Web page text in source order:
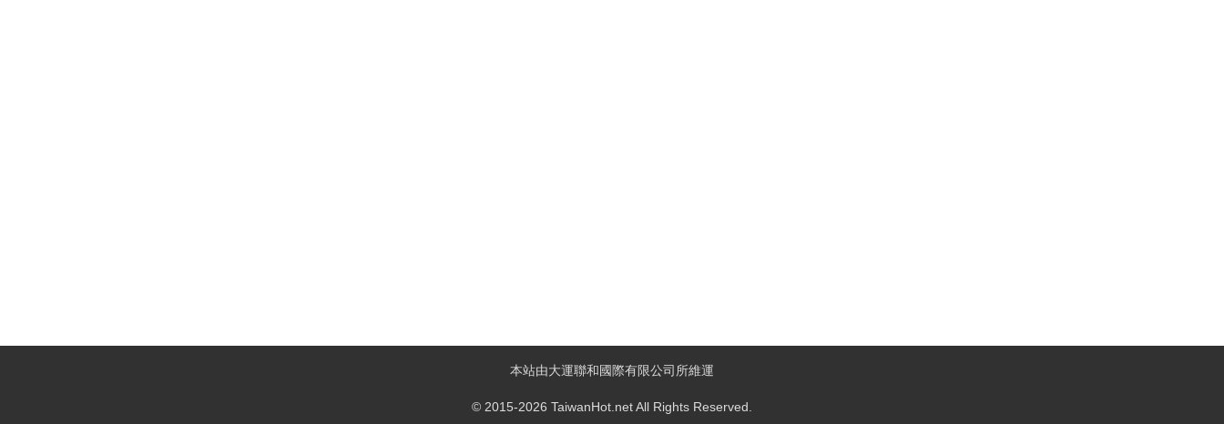
本站由大運聯和國際有限公司所維運
© 2015-2026 TaiwanHot.net All Rights Reserved.